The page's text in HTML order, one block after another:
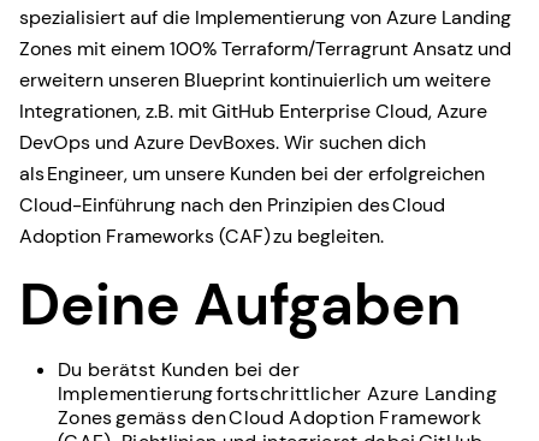
spezialisiert auf die Implementierung von Azure Landing
Zones mit einem 100% Terraform/Terragrunt Ansatz und
erweitern unseren Blueprint kontinuierlich um weitere
Integrationen, z.B. mit GitHub Enterprise Cloud, Azure
DevOps und Azure DevBoxes. Wir suchen dich
als Engineer, um unsere Kunden bei der erfolgreichen
Cloud-Einführung nach den Prinzipien des Cloud
Adoption Frameworks (CAF) zu begleiten.
Deine Aufgaben
Du berätst Kunden bei der
Implementierung fortschrittlicher Azure Landing
Zones gemäss den Cloud Adoption Framework